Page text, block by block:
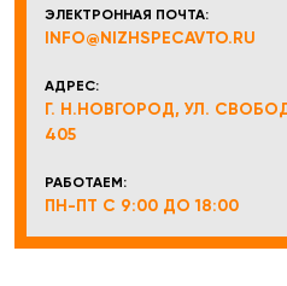
ЭЛЕКТРОННАЯ ПОЧТА:
INFO@NIZHSPECAVTO.RU
АДРЕС:
Г. Н.НОВГОРОД, УЛ.
405
РАБОТАЕМ:
ПН-ПТ С 9:00 ДО 18:00